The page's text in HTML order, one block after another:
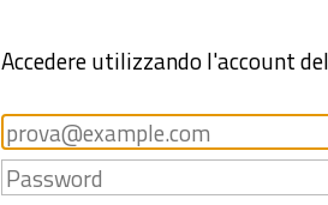
Accedere utilizzando l'account